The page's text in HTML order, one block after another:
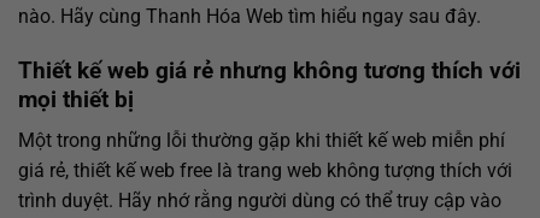
nào. Hãy cùng Thanh Hóa Web tìm hiểu ngay sau đây.
Thiết kế web giá rẻ nhưng không tương thích với
mọi thiết bị
Một trong những lỗi thường gặp khi thiết kế web miễn phí
giá rẻ, thiết kế web free là trang web không tượng thích với
trình duyệt. Hãy nhớ rằng người dùng có thể truy cập vào